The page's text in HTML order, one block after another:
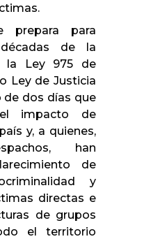
prepara para
de la
la Ley 975 de
Ley de Justicia
de dos días que
impacto de
y, a quienes,
han
de
y
directas e
de grupos
el territorio